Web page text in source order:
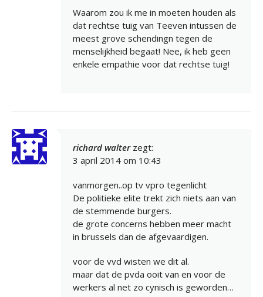
Waarom zou ik me in moeten houden als
dat rechtse tuig van Teeven intussen de
meest grove schendingn tegen de
menselijkheid begaat! Nee, ik heb geen
enkele empathie voor dat rechtse tuig!
richard walter zegt:
3 april 2014 om 10:43
vanmorgen..op tv vpro tegenlicht
De politieke elite trekt zich niets aan van
de stemmende burgers.
de grote concerns hebben meer macht
in brussels dan de afgevaardigen.
voor de vvd wisten we dit al.
maar dat de pvda ooit van en voor de
werkers al net zo cynisch is geworden…